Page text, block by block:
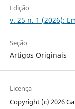
Edição
v. 25 n. 1 (2026):
Seção
Artigos Originais
Licença
Copyright (c) 2026